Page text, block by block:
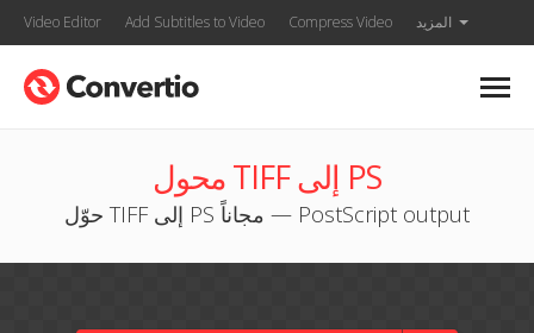
Video Editor Add Subtitles to Video Compress Video المزيد
محول TIFF إلى PS
حوّل TIFF إلى PS مجاناً — PostScript output